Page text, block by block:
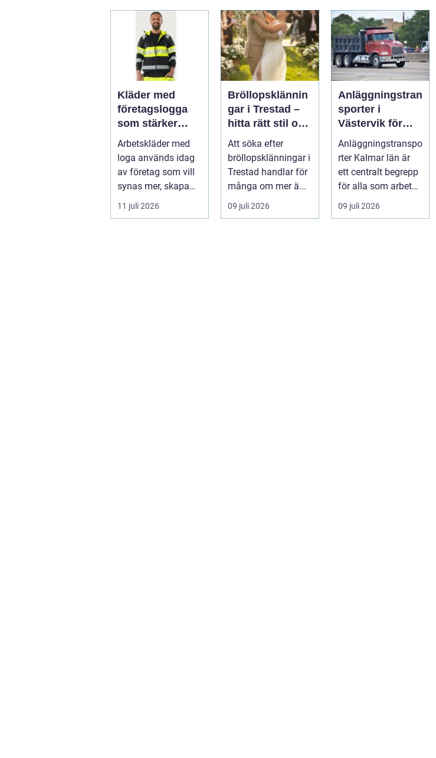
gäs...
Kläder med
företagslogga
som stärker
varumärket
varje dag
Arbetskläder med
loga används idag
av företag som vill
synas mer, skapa
stolthet inte...
11 juli 2026
Bröllopsklännin
gar i Trestad –
hitta rätt stil och
passform inför
den stora dagen
Att söka efter
bröllopsklänningar i
Trestad handlar för
många om mer ä...
09 juli 2026
Anläggningstran
sporter i
Västervik för
effektiva
byggprojekt
Anläggningstranspo
rter Kalmar län är
ett centralt begrepp
för alla som arbetar
m...
09 juli 2026